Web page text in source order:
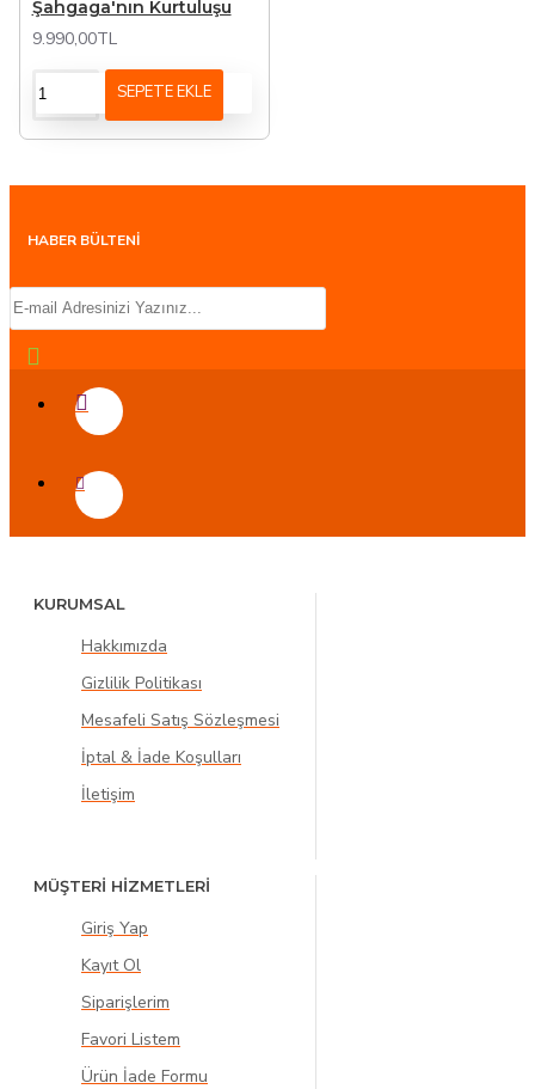
Şahgaga'nın Kurtuluşu
9.990,00TL
SEPETE EKLE
HABER BÜLTENİ
KURUMSAL
Hakkımızda
Gizlilik Politikası
Mesafeli Satış Sözleşmesi
İptal & İade Koşulları
İletişim
MÜŞTERİ HİZMETLERİ
Giriş Yap
Kayıt Ol
Siparişlerim
Favori Listem
Ürün İade Formu